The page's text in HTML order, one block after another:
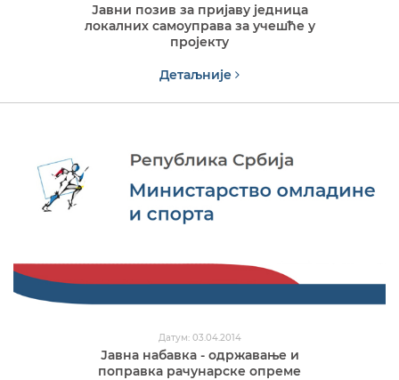
Јавни позив за пријаву једница
локалних самоуправа за учешће у
пројекту
Детаљније
Датум: 03.04.2014
Јавна набавка - одржавање и
поправка рачунарске опреме